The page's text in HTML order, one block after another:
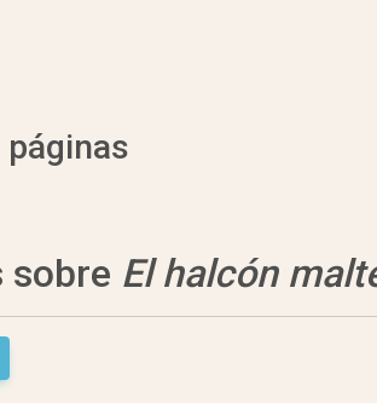
páginas
sobre El halcón